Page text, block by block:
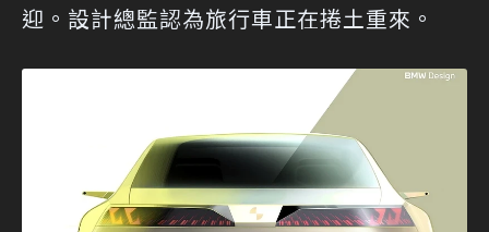
迎。設計總監認為旅行車正在捲土重來。